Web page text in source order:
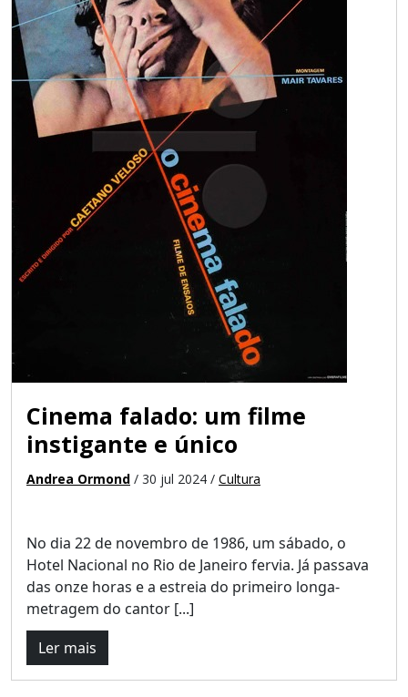
Cinema falado: um filme
instigante e único
Andrea Ormond / 30 jul 2024 / Cultura
No dia 22 de novembro de 1986, um sábado, o
Hotel Nacional no Rio de Janeiro fervia. Já passava
das onze horas e a estreia do primeiro longa-
metragem do cantor [...]
Ler mais